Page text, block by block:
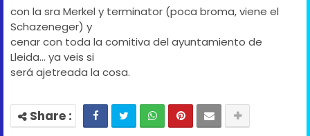
con la sra Merkel y terminator (poca broma, viene el
Schazeneger) y
cenar con toda la comitiva del ayuntamiento de
Lleida... ya veis si
será ajetreada la cosa.